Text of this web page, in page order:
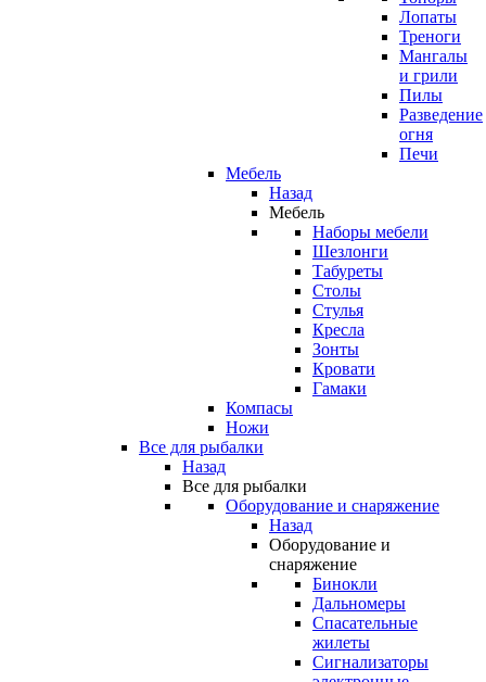
Лопаты
Треноги
Мангалы
и грили
Пилы
Разведение
огня
Печи
Мебель
Назад
Мебель
Наборы мебели
Шезлонги
Табуреты
Столы
Стулья
Кресла
Зонты
Кровати
Гамаки
Компасы
Ножи
Все для рыбалки
Назад
Все для рыбалки
Оборудование и снаряжение
Назад
Оборудование и
снаряжение
Бинокли
Дальномеры
Спасательные
жилеты
Сигнализаторы